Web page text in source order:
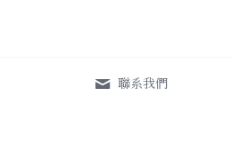
聯系我們